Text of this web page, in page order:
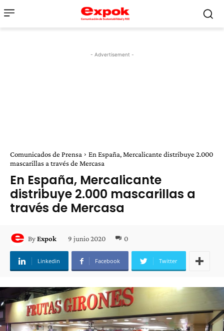
- Advertisement -
Comunicados de Prensa
En España, Mercalicante distribuye 2.000
mascarillas a través de Mercasa
En España, Mercalicante
distribuye 2.000 mascarillas a
través de Mercasa
ByExpok 9 junio 2020 0
Linkedin Facebook Twitter